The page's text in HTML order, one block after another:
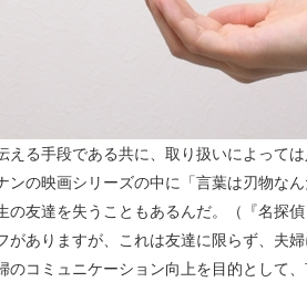
える手段である共に、取り扱いによって
ンの映画シリーズの中に「言葉は刃物な
の友達を失うこともあるんだ。（『名探
がありますが、これは友達に限らず、夫
のコミュニケーション向上を目的として